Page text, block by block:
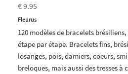
€ 9.95
Fleurus
120 modèles de bracelets
étape par étape. Bracelets fins,
losanges, pois, damiers, coeurs,
breloques, mais aussi des tresses à